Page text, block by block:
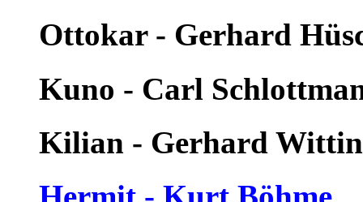
Ottokar - Gerhard
Kuno - Carl
Kilian - Gerhard